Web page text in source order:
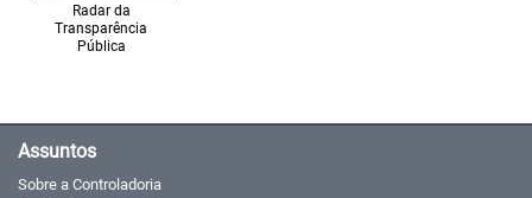
Radar da
Transparência
Pública
Assuntos
Sobre a Controladoria